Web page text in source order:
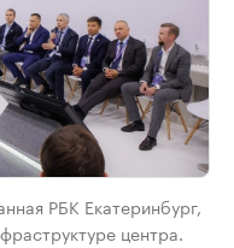
РБК Екатеринбург,
центра.